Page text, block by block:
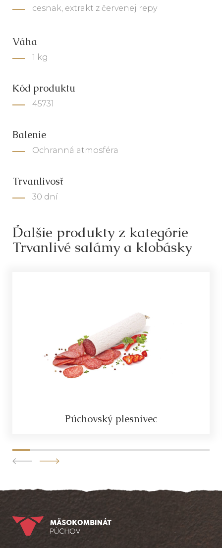
cesnak, extrakt z červenej repy
Váha
1 kg
Kód produktu
45731
Balenie
Ochranná atmosféra
Trvanlivosť
30 dní
Ďalšie produkty z kategórie
Trvanlivé salámy a klobásky
Púchovský plesnivec